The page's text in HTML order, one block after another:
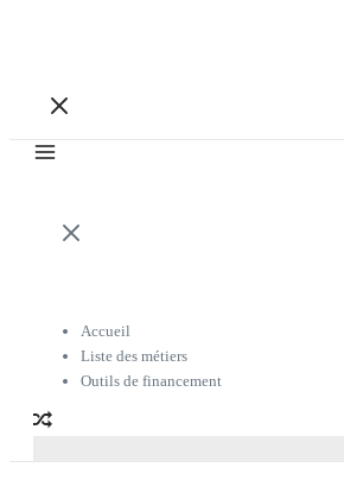
Accueil
Liste des métiers
Outils de financement